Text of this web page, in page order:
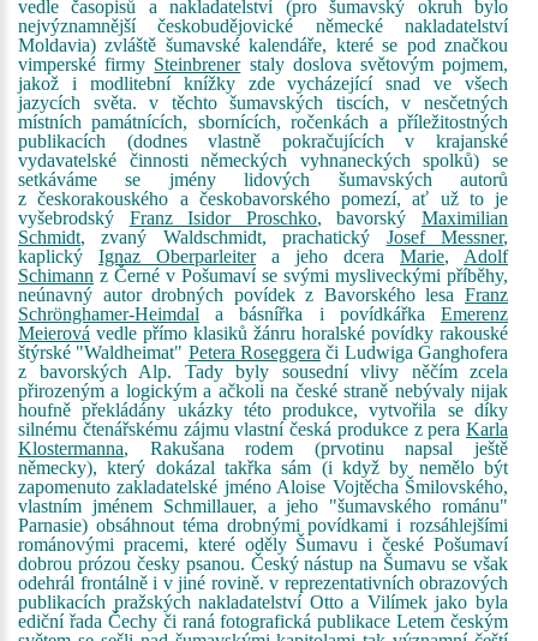
vedle časopisů a nakladatelství (pro šumavský okruh bylo
nejvýznamnější českobudějovické německé nakladatelství
Moldavia) zvláště šumavské kalendáře, které se pod značkou
vimperské firmy Steinbrenerstaly doslova světovým pojmem,
jakož i modlitební knížky zde vycházející snad ve všech
jazycích světa. v těchto šumavských tiscích, v nesčetných
místních památnících, sbornících, ročenkách a příležitostných
publikacích (dodnes vlastně pokračujících v krajanské
vydavatelské činnosti německých vyhnaneckých spolků) se
setkáváme se jmény lidových šumavských autorů
z českorakouského a českobavorského pomezí, ať už to je
vyšebrodský Franz Isidor Proschko, bavorskýMaximilian
Schmidt, zvaný Waldschmidt, prachatický Josef Messner,
kaplický Ignaz Oberparleitera jeho dcera Marie, Adolf
Schimann z Černé v Pošumaví se svými mysliveckými příběhy,
neúnavný autor drobných povídek z Bavorského lesa Franz
Schrönghamer-Heimdal a básnířka i povídkářka Emerenz
Meierová vedle přímo klasiků žánru horalské povídky rakouské
štýrské "Waldheimat" Petera Roseggera či Ludwiga Ganghofera
z bavorských Alp. Tady byly sousední vlivy něčím zcela
přirozeným a logickým a ačkoli na české straně nebývaly nijak
houfně překládány ukázky této produkce, vytvořila se díky
silnému čtenářskému zájmu vlastní česká produkce z pera Karla
Klostermanna, Rakušana rodem (prvotinu napsal ještě
německy), který dokázal takřka sám (i když by nemělo být
zapomenuto zakladatelské jméno Aloise Vojtěcha Šmilovského,
vlastním jménem Schmillauer, a jeho "šumavského románu"
Parnasie) obsáhnout téma drobnými povídkami i rozsáhlejšími
románovými pracemi, které oděly Šumavu i české Pošumaví
dobrou prózou česky psanou. Český nástup na Šumavu se však
odehrál frontálně i v jiné rovině. v reprezentativních obrazových
publikacích pražských nakladatelství Otto a Vilímek jako byla
ediční řada Čechy či raná fotografická publikace Letem českým